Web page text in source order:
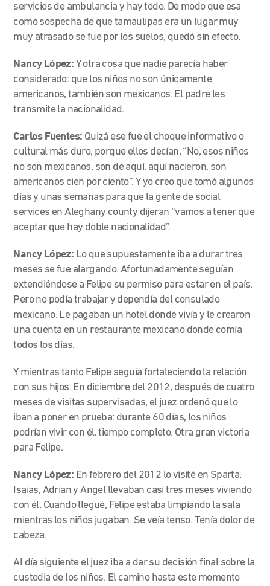
servicios de ambulancia y hay todo. De modo que esa
como sospecha de que tamaulipas era un lugar muy
muy atrasado se fue por los suelos, quedó sin efecto.
Nancy López: Y otra cosa que nadie parecía haber
considerado: que los niños no son únicamente
americanos, también son mexicanos. El padre les
transmite la nacionalidad.
Carlos Fuentes: Quizá ese fue el choque informativo o
cultural más duro, porque ellos decían, “No, esos niños
no son mexicanos, son de aquí, aquí nacieron, son
americanos cien por ciento”. Y yo creo que tomó algunos
días y unas semanas para que la gente de social
services en Aleghany county dijeran “vamos a tener que
aceptar que hay doble nacionalidad”.
Nancy López: Lo que supuestamente iba a durar tres
meses se fue alargando. Afortunadamente seguían
extendiéndose a Felipe su permiso para estar en el país.
Pero no podía trabajar y dependía del consulado
mexicano. Le pagaban un hotel donde vivía y le crearon
una cuenta en un restaurante mexicano donde comía
todos los días.
Y mientras tanto Felipe seguía fortaleciendo la relación
con sus hijos. En diciembre del 2012, después de cuatro
meses de visitas supervisadas, el juez ordenó que lo
iban a poner en prueba: durante 60 días, los niños
podrían vivir con él, tiempo completo. Otra gran victoria
para Felipe.
Nancy López: En febrero del 2012 lo visité en Sparta.
Isaias, Adrian y Angel llevaban casi tres meses viviendo
con él. Cuando llegué, Felipe estaba limpiando la sala
mientras los niños jugaban. Se veía tenso. Tenía dolor de
cabeza.
Al día siguiente el juez iba a dar su decisión final sobre la
custodia de los niños. El camino hasta este momento